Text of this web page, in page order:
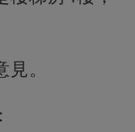
。